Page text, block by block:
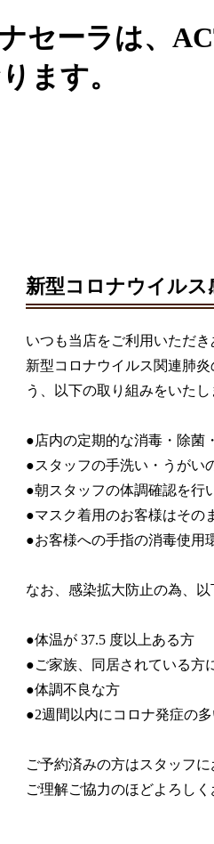
セーラは、
ます。
新型コロナウイルス
いつも当店をご利用いただき
新型コロナウイルス関連肺
う、以下の取り組みをいたし
●店内の定期的な消毒・除菌
●スタッフの手洗い・うがい
●朝スタッフの体調確認を行
●マスク着用のお客様はその
●お客様への手指の消毒使用
なお、感染拡大防止の為、
●体温が 37.5 度以上ある方
●ご家族、同居されている方
●体調不良な方
●2週間以内にコロナ発症の
ご予約済みの方はスタッフ
ご理解ご協力のほどよろしく